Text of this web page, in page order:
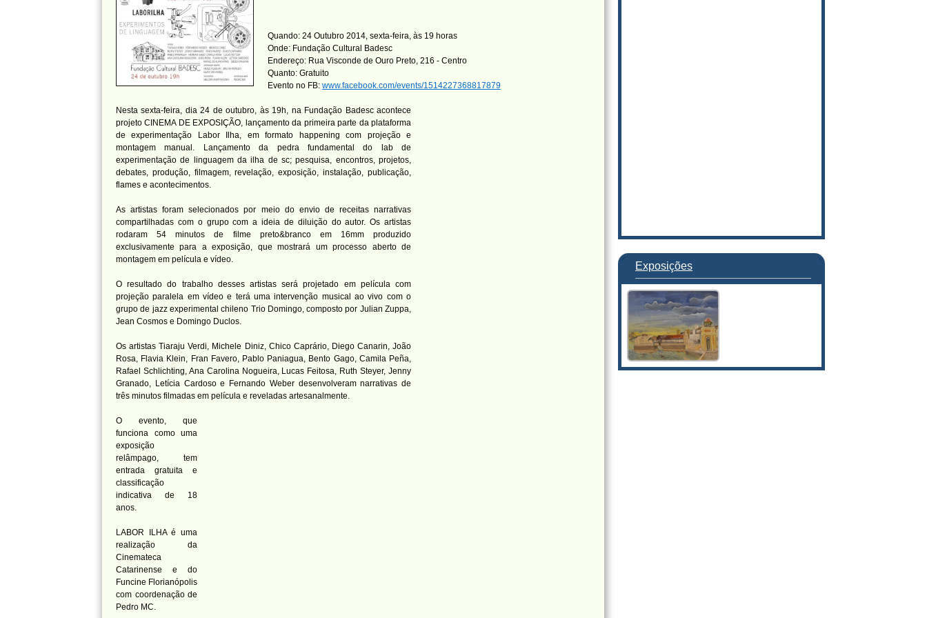
Quando: 24 Outubro 2014, sexta-feira, às 19 horas
Onde: Fundação Cultural Badesc
Endereço: Rua Visconde de Ouro Preto, 216 - Centro
Quanto: Gratuito
Evento no FB: www.facebook.com/events/1514227368817879
Nesta sexta-feira, dia 24 de outubro, às 19h, na Fundação Badesc acontece
projeto CINEMA DE EXPOSIÇÃO, lançamento da primeira parte da plataforma
de experimentação Labor Ilha, em formato happening com projeção e
montagem manual. Lançamento da pedra fundamental do lab de
experimentação de linguagem da ilha de sc; pesquisa, encontros, projetos,
debates, produção, filmagem, revelação, exposição, instalação, publicação,
flames e acontecimentos.
As artistas foram selecionados por meio do envio de receitas narrativas
compartilhadas com o grupo com a ideia de diluição do autor. Os artistas
rodaram 54 minutos de filme preto&branco em 16mm produzido
exclusivamente para a exposição, que mostrará um processo aberto de
montagem em película e vídeo.
O resultado do trabalho desses artistas será projetado em película com
projeção paralela em vídeo e terá uma intervenção musical ao vivo com o
grupo de jazz experimental chileno Trio Domingo, composto por Julian Zuppa,
Jean Cosmos e Domingo Duclos.
Os artistas Tiaraju Verdi, Michele Diniz, Chico Caprário, Diego Canarin, João
Rosa, Flavia Klein, Fran Favero, Pablo Paniagua, Bento Gago, Camila Peña,
Rafael Schlichting, Ana Carolina Nogueira, Lucas Feitosa, Ruth Steyer, Jenny
Granado, Letícia Cardoso e Fernando Weber desenvolveram narrativas de
três minutos filmadas em película e reveladas artesanalmente.
O evento, que
funciona como uma
exposição
relâmpago, tem
entrada gratuita e
classificação
indicativa de 18
anos.
LABOR ILHA é uma
realização da
Cinemateca
Catarinense e do
Funcine Florianópolis
com coordenação de
Pedro MC.
Exposições